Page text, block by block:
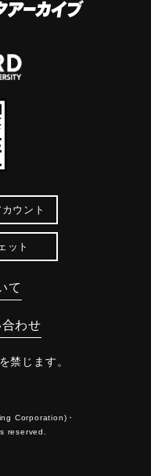
ウント
ット
て
わせ
禁じます。
Corporation)・
reserved.